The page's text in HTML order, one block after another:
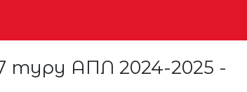
туру АПЛ 2024-2025 -